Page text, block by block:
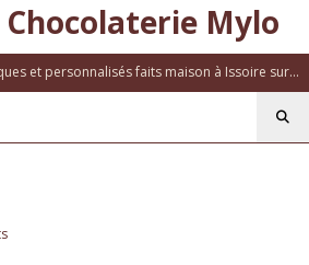
Mylo
Gâteaux et chocolats classiques et personnalisés faits maison à Issoire sur place ou à emporter